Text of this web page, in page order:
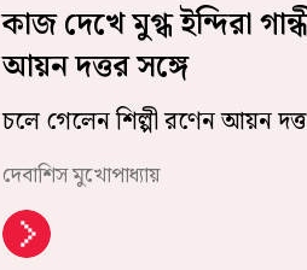
কাজ দেখে মুগ্ধ ইন্দিরা
আয়ন দত্তর সঙ্গে
চলে গেলেন শিল্পী রণেন আয়ন
দেবাশিস মুখোপাধ্যায়